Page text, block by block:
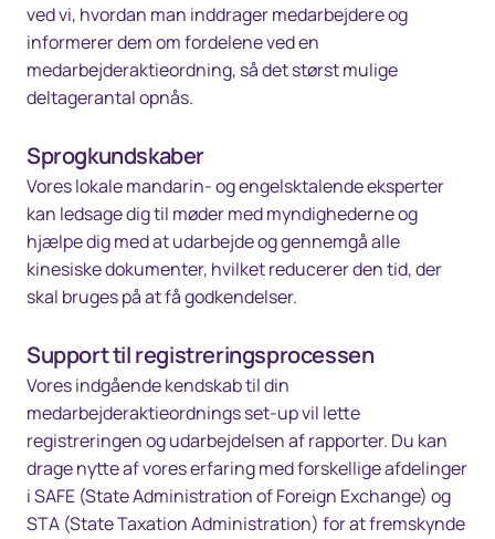
ved vi, hvordan man inddrager medarbejdere og
informerer dem om fordelene ved en
medarbejderaktieordning, så det størst mulige
deltagerantal opnås.
Sprogkundskaber
Vores lokale mandarin- og engelsktalende eksperter
kan ledsage dig til møder med myndighederne og
hjælpe dig med at udarbejde og gennemgå alle
kinesiske dokumenter, hvilket reducerer den tid, der
skal bruges på at få godkendelser.
Support til registreringsprocessen
Vores indgående kendskab til din
medarbejderaktieordnings set-up vil lette
registreringen og udarbejdelsen af rapporter. Du kan
drage nytte af vores erfaring med forskellige afdelinger
i SAFE (State Administration of Foreign Exchange) og
STA (State Taxation Administration) for at fremskynde